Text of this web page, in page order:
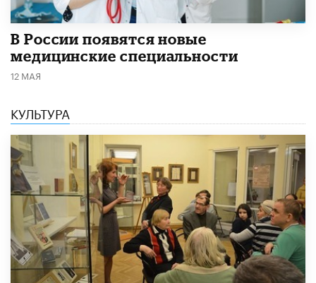
В России появятся новые
медицинские специальности
12 МАЯ
КУЛЬТУРА